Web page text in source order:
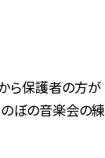
から保護者の方が
のぼの音楽会の練